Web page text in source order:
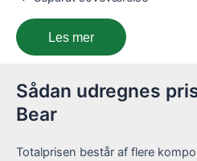
Les mer
Sådan udregnes
Bear
Totalprisen består af flere